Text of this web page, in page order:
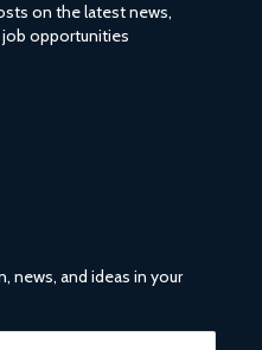
on the latest news,
opportunities
news, and ideas in your